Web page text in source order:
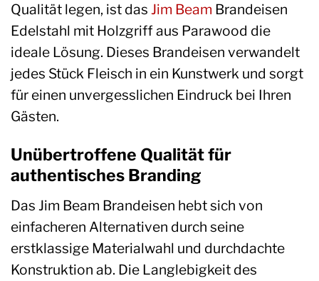
Qualität legen, ist das Jim Beam Brandeisen
Edelstahl mit Holzgriff aus Parawood die
ideale Lösung. Dieses Brandeisen verwandelt
jedes Stück Fleisch in ein Kunstwerk und sorgt
für einen unvergesslichen Eindruck bei Ihren
Gästen.
Unübertroffene Qualität für
authentisches Branding
Das Jim Beam Brandeisen hebt sich von
einfacheren Alternativen durch seine
erstklassige Materialwahl und durchdachte
Konstruktion ab. Die Langlebigkeit des